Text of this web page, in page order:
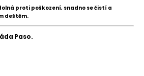
proti poškození, snadno se čistí a
deštěm.
Paso.